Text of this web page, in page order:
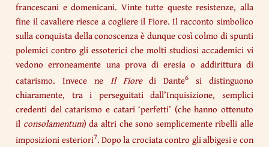
francescani e domenicani. Vinte tutte queste resistenze, alla
fine il cavaliere riesce a cogliere il Fiore. Il racconto simbolico
sulla conquista della conoscenza è dunque così colmo di spunti
polemici contro gli essoterici che molti studiosi accademici vi
vedono erroneamente una prova di eresia o addirittura di
catarismo. Invece ne Il Fioredi Dante6 si distinguono
chiaramente, tra i perseguitati dall’Inquisizione, semplici
credenti del catarismo e catari ‘perfetti’ (che hanno ottenuto
il consolamentum) da altri che sono semplicemente ribelli alle
imposizioni esteriori7. Dopo la crociata contro gli albigesi e con